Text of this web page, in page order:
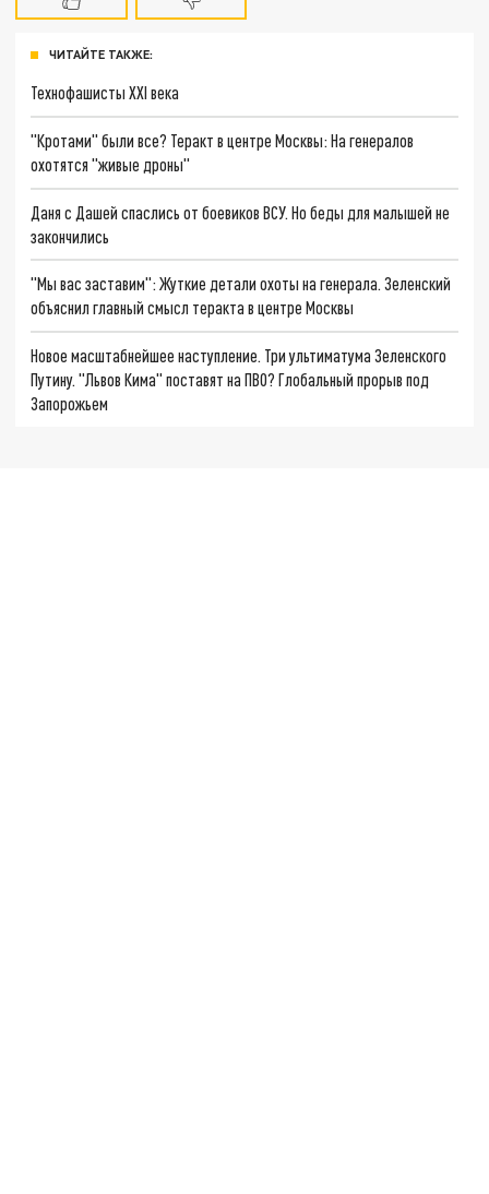
ЧИТАЙТЕ ТАКЖЕ:
Технофашисты XXI века
"Кротами" были все? Теракт в центре Москвы: На генералов
охотятся "живые дроны"
Даня с Дашей спаслись от боевиков ВСУ. Но беды для малышей не
закончились
"Мы вас заставим": Жуткие детали охоты на генерала. Зеленский
объяснил главный смысл теракта в центре Москвы
Новое масштабнейшее наступление. Три ультиматума Зеленского
Путину. "Львов Кима" поставят на ПВО? Глобальный прорыв под
Запорожьем